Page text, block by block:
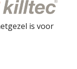
is voor